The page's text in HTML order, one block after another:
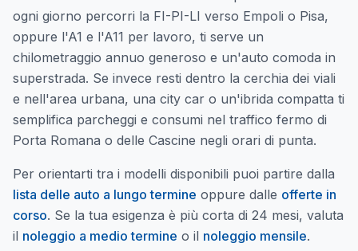
ogni giorno percorri la FI-PI-LI verso Empoli o Pisa,
oppure l'A1 e l'A11 per lavoro, ti serve un
chilometraggio annuo generoso e un'auto comoda in
superstrada. Se invece resti dentro la cerchia dei viali
e nell'area urbana, una city car o un'ibrida compatta ti
semplifica parcheggi e consumi nel traffico fermo di
Porta Romana o delle Cascine negli orari di punta.
Per orientarti tra i modelli disponibili puoi partire dalla
lista delle auto a lungo termine oppure dalle offerte in
corso. Se la tua esigenza è più corta di 24 mesi, valuta
il noleggio a medio termine o il noleggio mensile.